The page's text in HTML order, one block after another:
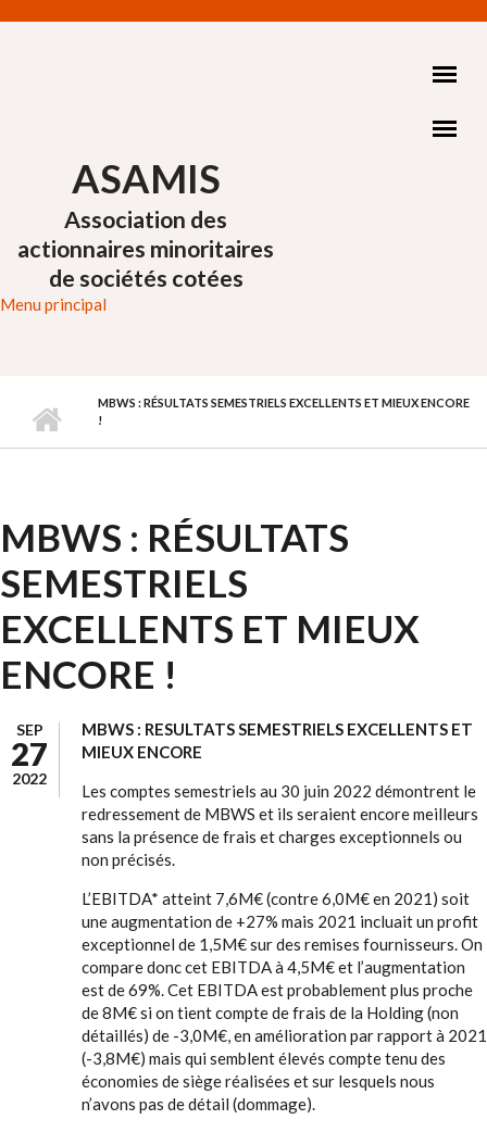
ASAMIS
Association des
actionnaires minoritaires
de sociétés cotées
Menu principal
MBWS : RÉSULTATS SEMESTRIELS EXCELLENTS ET MIEUX ENCORE
!
MBWS : RÉSULTATS
SEMESTRIELS
EXCELLENTS ET MIEUX
ENCORE !
SEP
27
2022
MBWS : RESULTATS SEMESTRIELS EXCELLENTS ET
MIEUX ENCORE
Les comptes semestriels au 30 juin 2022 démontrent le
redressement de MBWS et ils seraient encore meilleurs
sans la présence de frais et charges exceptionnels ou
non précisés.
L’EBITDA* atteint 7,6M€ (contre 6,0M€ en 2021) soit
une augmentation de +27% mais 2021 incluait un profit
exceptionnel de 1,5M€ sur des remises fournisseurs. On
compare donc cet EBITDA à 4,5M€ et l’augmentation
est de 69%. Cet EBITDA est probablement plus proche
de 8M€ si on tient compte de frais de la Holding (non
détaillés) de -3,0M€, en amélioration par rapport à 2021
(-3,8M€) mais qui semblent élevés compte tenu des
économies de siège réalisées et sur lesquels nous
n’avons pas de détail (dommage).